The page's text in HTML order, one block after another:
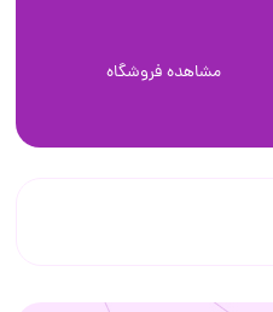
مشاهده فروشگاه